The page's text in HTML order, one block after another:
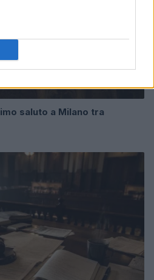
saluto a Milano tra